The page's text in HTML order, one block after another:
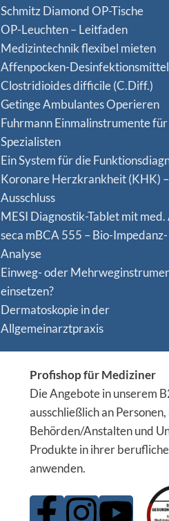
Schmitz Diamond OP-Tische
OP-Leuchten – Leitfaden
Medizintechnik flexibel mieten
Affenpocken-Desinfektionsmittel
Clostridioides difficile (C.Diff.)
Getinge Ambulantes Operieren
Fuhrmann Einmalinstrumente für
Spezialisten
Ein System für die
Koro­nare Herz­krank­heit (KHK) –
Ausschluss
MESI Diagnostik-Tablet mit med.
seca mBCA 555 – Bio-Impedanz-
Analyse
Einweg- oder
einsetzen?
Dermatoskopie in der
Allgemeinarztpraxis
Profishop für Mediziner
Die Angebote in unserem
ausschließlich an
Behörden/Anstalten und
Produkte in ihrer
anwenden.